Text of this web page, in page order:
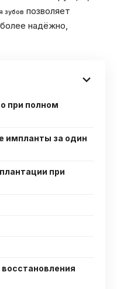
зубов позволяет
надёжно,
при полном
импланты за один
при